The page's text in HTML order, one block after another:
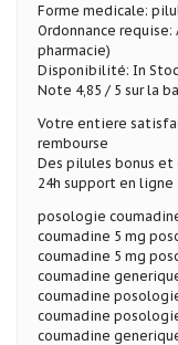
Forme medicale:
Ordonnance
pharmacie)
Disponibilité: In
Note 4,85 / 5 sur la
Votre entiere
rembourse
Des pilules bonus et
24h support en ligne
posologie
coumadine 5 mg
coumadine 5 mg
coumadine
coumadine
coumadine
coumadine